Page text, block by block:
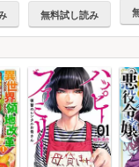
無料試し読み